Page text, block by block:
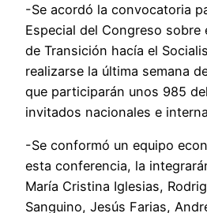
-Se acordó la convocatoria
Especial del Congreso sobre
de Transición hacía el
realizarse la última semana
que participarán unos 985
invitados nacionales e
-Se conformó un equipo
esta conferencia, la
María Cristina Iglesias,
Sanguino, Jesús Farias,